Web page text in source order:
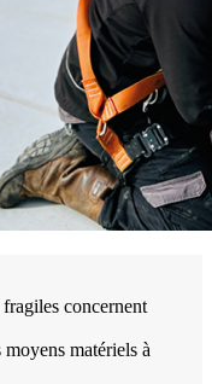
concernent
matériels à